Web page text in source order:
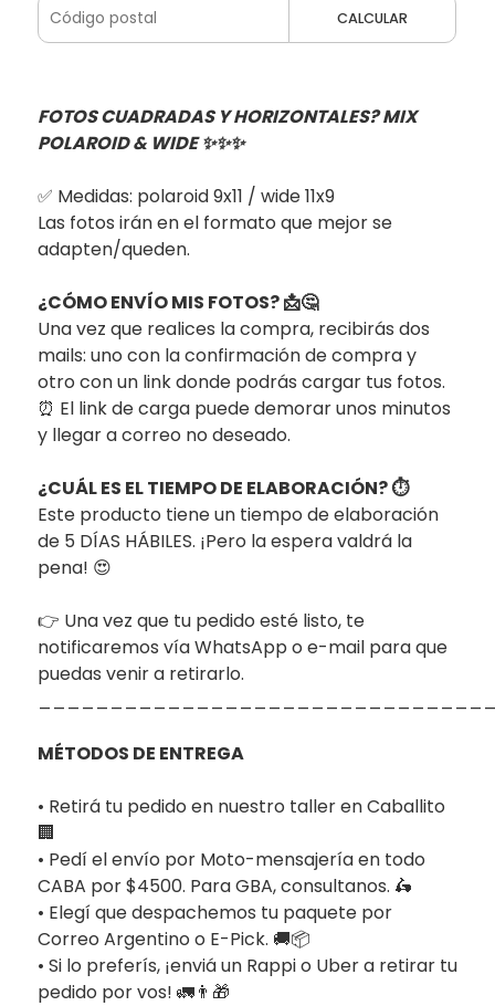
CALCULAR
FOTOS CUADRADAS Y HORIZONTALES? MIX
POLAROID & WIDE ✨✨✨
✅ Medidas: polaroid 9x11 / wide 11x9
Las fotos irán en el formato que mejor se
adapten/queden.
¿CÓMO ENVÍO MIS FOTOS? 📩🤔
Una vez que realices la compra, recibirás dos
mails: uno con la confirmación de compra y
otro con un link donde podrás cargar tus fotos.
⏰ El link de carga puede demorar unos minutos
y llegar a correo no deseado.
¿CUÁL ES EL TIEMPO DE ELABORACIÓN? ⏱️
Este producto tiene un tiempo de elaboración
de 5 DÍAS HÁBILES. ¡Pero la espera valdrá la
pena! 😍
👉 Una vez que tu pedido esté listo, te
notificaremos vía WhatsApp o e-mail para que
puedas venir a retirarlo.
MÉTODOS DE ENTREGA
• Retirá tu pedido en nuestro taller en Caballito
🏢
• Pedí el envío por Moto-mensajería en todo
CABA por $4500. Para GBA, consultanos. 🛵
• Elegí que despachemos tu paquete por
Correo Argentino o E-Pick. 🚚📦
• Si lo preferís, ¡enviá un Rappi o Uber a retirar tu
pedido por vos! 🚛👨‍🎁